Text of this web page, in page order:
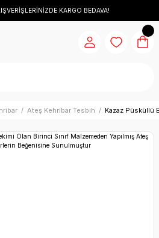
KARGO BEDAVA!
Ateş Kehribar Tesbih Kazaz Püsküllü